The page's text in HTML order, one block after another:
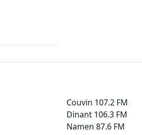
Couvin 107.2 FM
Dinant 106.3 FM
Namen 87.6 FM